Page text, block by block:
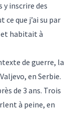
inscrire des
que j’ai su par
et habitait à
de guerre, la
en Serbie.
de 3 ans. Trois
à peine, en